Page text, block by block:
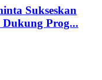
Sukseskan
Prog...